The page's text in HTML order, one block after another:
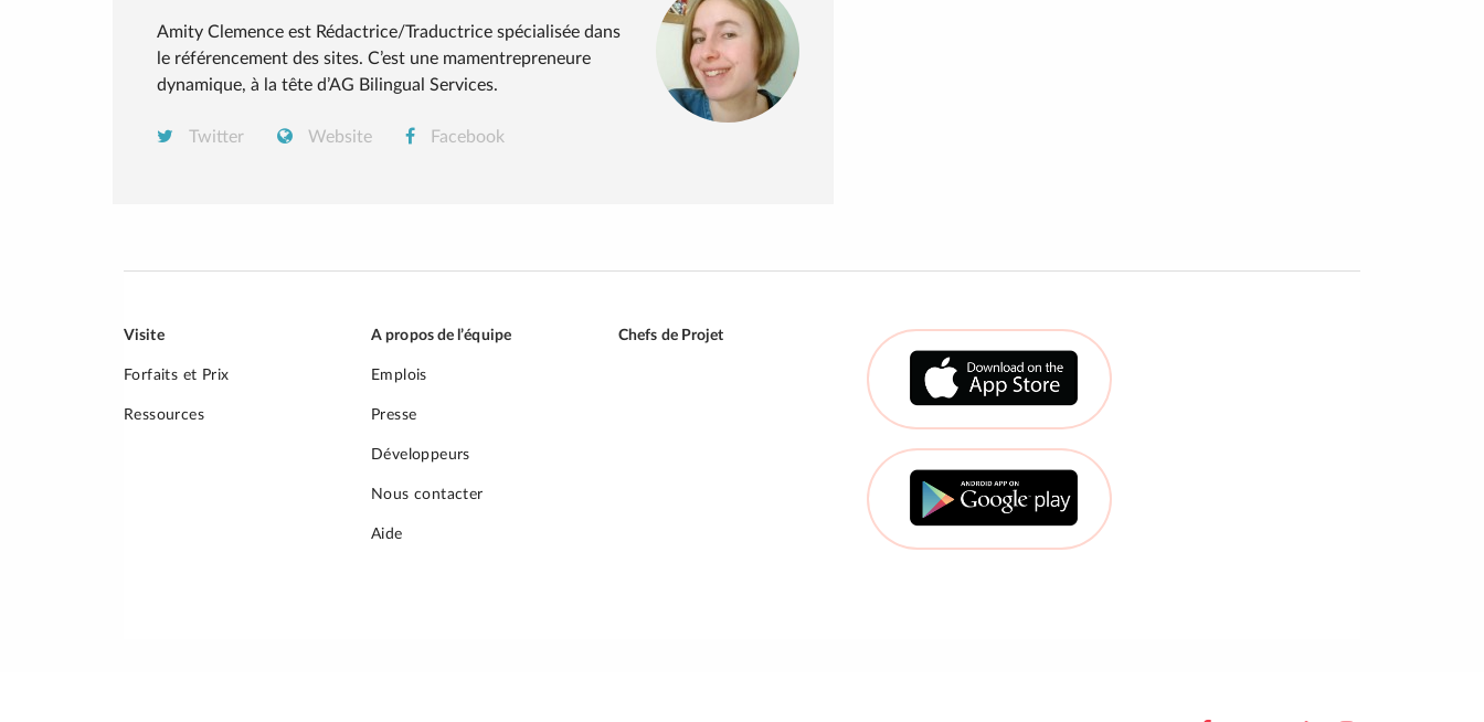
Amity Clemence est Rédactrice/Traductrice spécialisée dans
le référencement des sites. C’est une mamentrepreneure
dynamique, à la tête d’AG Bilingual Services.
Twitter Website Facebook
Visite
Forfaits et Prix
Ressources
A propos de l’équipe
Emplois
Presse
Développeurs
Nous contacter
Aide
Chefs de Projet